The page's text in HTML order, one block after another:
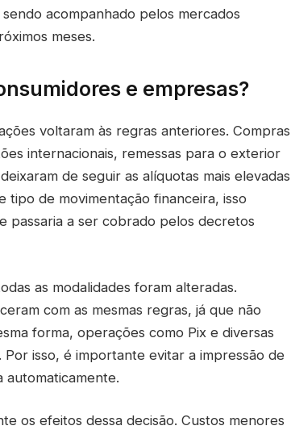
acompanhado pelos mercados
meses.
e empresas?
voltaram às regras anteriores. Compras
internacionais, remessas para o exterior
de seguir as alíquotas mais elevadas
tipo de movimentação financeira, isso
passaria a ser cobrado pelos decretos
as modalidades foram alteradas.
com as mesmas regras, já que não
forma, operações como Pix e diversas
Por isso, é importante evitar a impressão de
automaticamente.
os efeitos dessa decisão. Custos menores